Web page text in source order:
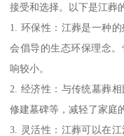
接受和选择。以下是江葬
1. 环保性：江葬是一种
会倡导的生态环保理念
响较小。
2. 经济性：与传统墓葬
修建墓碑等，减轻了家庭
3. 灵活性：江葬可以在